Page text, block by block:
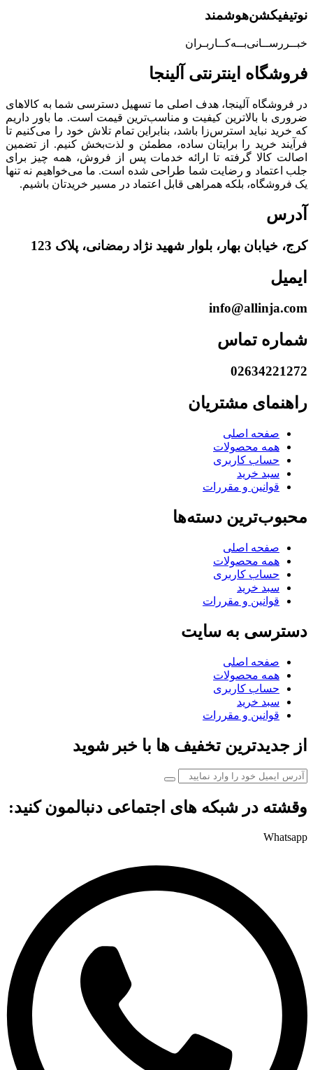
نوتیفیکشن‌هوشمند
خبــررســانی‌بــه‌کــاربـران
فروشگاه‌ اینترنتی‌ آلینجا
در فروشگاه آلینجا، هدف اصلی ما تسهیل دسترسی شما به کالاهای
ضروری با بالاترین کیفیت و مناسب‌ترین قیمت است. ما باور داریم
که خرید نباید استرس‌زا باشد، بنابراین تمام تلاش خود را می‌کنیم تا
فرآیند خرید را برایتان ساده، مطمئن و لذت‌بخش کنیم. از تضمین
اصالت کالا گرفته تا ارائه خدمات پس از فروش، همه چیز برای
جلب اعتماد و رضایت شما طراحی شده است. ما می‌خواهیم نه تنها
یک فروشگاه، بلکه همراهی قابل اعتماد در مسیر خریدتان باشیم.
آدرس
کرج، خیابان بهار، بلوار شهید نژاد رمضانی، پلاک 123
ایمیل
info@allinja.com
شماره تماس
02634221272
راهنمای مشتریان
صفحه اصلی
همه محصولات
حساب کاربری
سبد خرید
قوانین و مقررات
محبوب‌ترین دسته‌ها
صفحه اصلی
همه محصولات
حساب کاربری
سبد خرید
قوانین و مقررات
دسترسی به سایت
صفحه اصلی
همه محصولات
حساب کاربری
سبد خرید
قوانین و مقررات
از جدیدترین تخفیف ها با خبر شوید
وقشته در شبکه های اجتماعی دنبالمون کنید:
Whatsapp